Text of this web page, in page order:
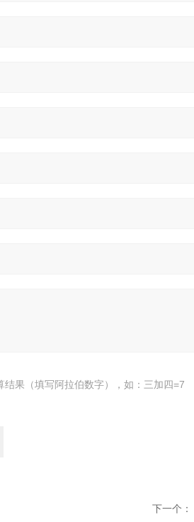
结果（填写阿拉伯数字），如：三加四=7
下一个：